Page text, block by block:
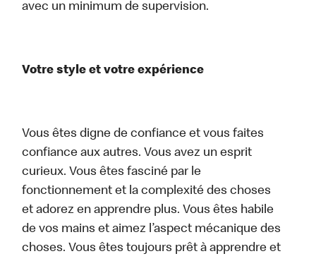
avec un minimum de supervision.
Votre style et votre expérience
Vous êtes digne de confiance et vous faites
confiance aux autres. Vous avez un esprit
curieux. Vous êtes fasciné par le
fonctionnement et la complexité des choses
et adorez en apprendre plus. Vous êtes habile
de vos mains et aimez l’aspect mécanique des
choses. Vous êtes toujours prêt à apprendre et